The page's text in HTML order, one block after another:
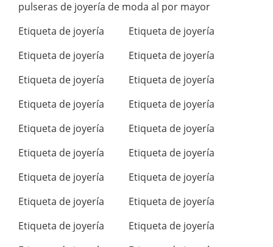
pulseras de joyería de moda al por mayor
Etiqueta de joyería
Etiqueta de joyería
Etiqueta de joyería
Etiqueta de joyería
Etiqueta de joyería
Etiqueta de joyería
Etiqueta de joyería
Etiqueta de joyería
Etiqueta de joyería
Etiqueta de joyería
Etiqueta de joyería
Etiqueta de joyería
Etiqueta de joyería
Etiqueta de joyería
Etiqueta de joyería
Etiqueta de joyería
Etiqueta de joyería
Etiqueta de joyería